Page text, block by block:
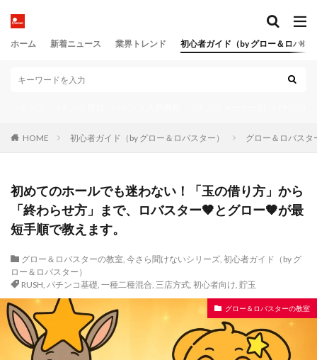
ホーム 新着ニュース 業界トレンド 初心者ガイド（by グロー＆ロバス
風車下
風車逃げ
高設定確信
高速RUSH 高速遊技化
鬼がかり
検索
HOME 初心者ガイド（by グロー＆ロバスター） グロー＆ロバスタ
初めてのホールでも迷わない！「玉の借り方」から
「終わらせ方」まで、ロバスター🤎とグロー🧡が最
短手順で教えます。
グロー＆ロバスターの教室, 今さら聞けないシリーズ, 初心者ガイド（by グ
ロー＆ロバスター）
RUSH, パチンコ基礎, 一種二種混合, 三店方式, 初心者向け, 貯玉
グロー＆ロバスターの教室